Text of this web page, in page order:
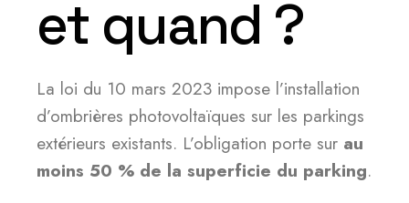
et quand ?
La loi du 10 mars 2023 impose l’installation
d’ombrières photovoltaïques sur les parkings
extérieurs existants. L’obligation porte sur au
moins 50 % de la superficie du parking.